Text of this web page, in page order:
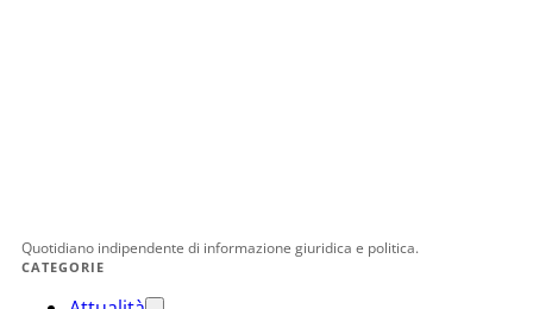
Quotidiano indipendente di informazione giuridica e politica.
CATEGORIE